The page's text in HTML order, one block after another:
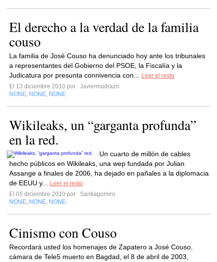
El derecho a la verdad de la familia
couso
La familia de José Couso ha denunciado hoy ante los tribunales
a representantes del Gobierno del PSOE, la Fiscalía y la
Judicatura por presunta connivencia con...
Leer el resto
El 13 diciembre 2010 por
Javiermadrazo
NONE NONE NONE
Wikileaks, un “garganta profunda”
en la red.
Un cuarto de millón de cables
hecho públicos en Wikileaks, una wep fundada por Julian
Assange a finales de 2006, ha dejado en pañales a la diplomacia
de EEUU y...
Leer el resto
El 05 diciembre 2010 por
Santiagomiro
NONE NONE NONE
Cinismo con Couso
Recordará usted los homenajes de Zapatero a José Couso,
cámara de Tele5 muerto en Bagdad, el 8 de abril de 2003,